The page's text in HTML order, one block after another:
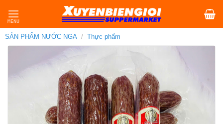
content
SẢN PHẨM NƯỚC NGA / Thực phẩm